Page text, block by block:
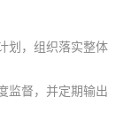
划，组织落实整体
监督，并定期输出